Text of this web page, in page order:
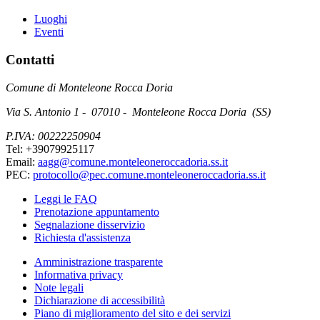
Luoghi
Eventi
Contatti
Comune di Monteleone Rocca Doria
Via S. Antonio 1 - 07010 - Monteleone Rocca Doria (SS)
P.IVA: 00222250904
Tel: +39079925117
Email: aagg@comune.monteleoneroccadoria.ss.it
PEC: protocollo@pec.comune.monteleoneroccadoria.ss.it
Leggi le FAQ
Prenotazione appuntamento
Segnalazione disservizio
Richiesta d'assistenza
Amministrazione trasparente
Informativa privacy
Note legali
Dichiarazione di accessibilità
Piano di miglioramento del sito e dei servizi